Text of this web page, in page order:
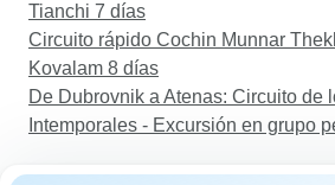
Tianchi 7 días
Circuito rápido Cochin Munnar
Kovalam 8 días
De Dubrovnik a Atenas: Circuito de
Intemporales - Excursión en grupo